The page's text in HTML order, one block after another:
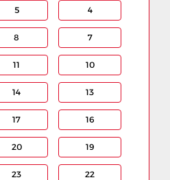
4
5
7
8
10
11
13
14
16
17
19
20
22
23